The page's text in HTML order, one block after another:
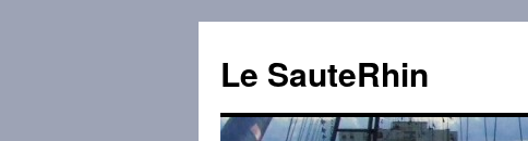
contenu
Le SauteRhin